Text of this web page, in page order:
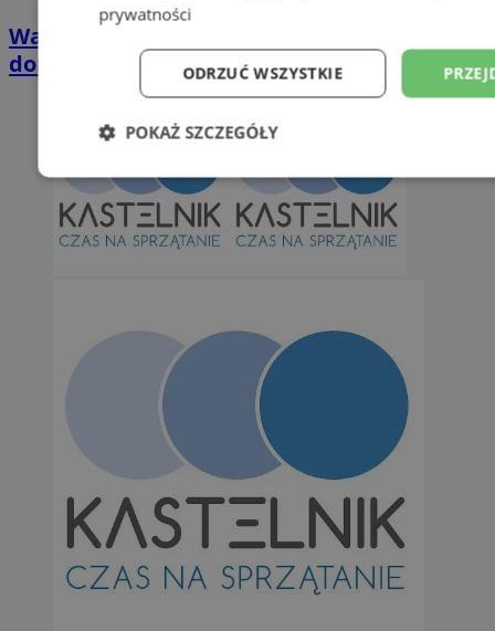
Wakacyjny wypoczynek nad Bałtykiem w
domkach Szmaragdowe Morze
prywatności
ODRZUĆ WSZYSTKIE
POKAŻ SZCZEGÓŁY
Niezbędne Wydajność
Niezbędne Wydajność
Niezbędne pliki cookie umożliwiają korzystanie z podstawowych
takich jak logowanie użytkownika i zarządzanie kontem. Bez
można prawidłowo korzystać ze strony internetowej.
Nazwa
Provider
Domena
SessID
orzesze.com.pl